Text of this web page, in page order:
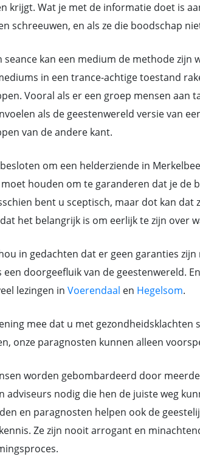
krijgt. Wat je met de informatie doet is
schreeuwen, en als ze die boodschap
seance kan een medium de methode
in een trance-achtige toestand
Vooral als er een groep mensen aan
als de geestenwereld versie van
van de andere kant.
om een helderziende in
houden om te garanderen dat je de
bent u sceptisch, maar dot kan
het belangrijk is om eerlijk te zijn over
in gedachten dat er geen garanties
een doorgeefluik van de geestenwereld.
lezingen in Voerendaal en Hegelsom.
mee dat u met
onze paragnosten kunnen alleen
worden gebombardeerd door
adviseurs nodig die hen de juiste weg
en paragnosten helpen ook de
Ze zijn nooit arrogant en